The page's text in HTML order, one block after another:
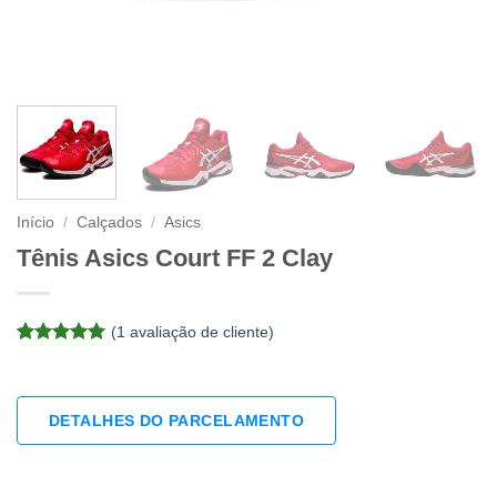
Início / Calçados / Asics
Tênis Asics Court FF 2 Clay
5, com
avaliação
de cliente
(1 avaliação de cliente)
DETALHES DO PARCELAMENTO